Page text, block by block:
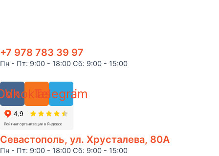
+7 978 783 39 97
Пн - Пт: 9:00 - 18:00 Сб: 9:00 - 15:00
Vk Telegram
Севастополь, ул. Хрусталева, 80А
Пн - Пт: 9:00 - 18:00 Сб: 9:00 - 15:00